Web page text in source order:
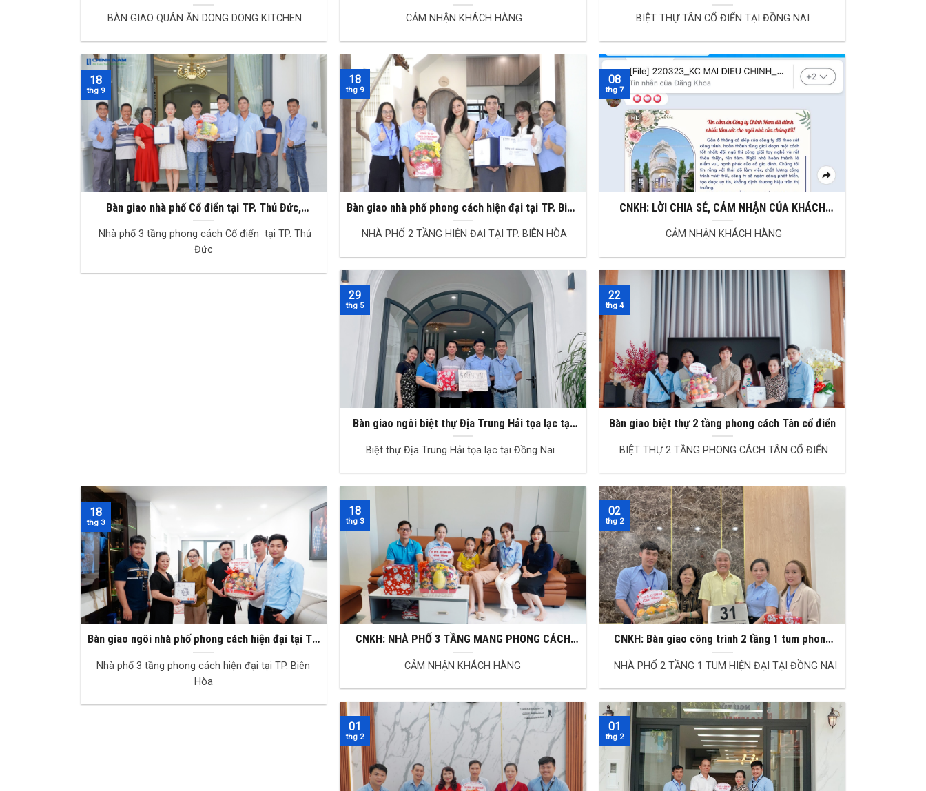
KITCHEN
BÀN GIAO QUÁN ĂN DONG DONG KITCHEN
HÀNG
CẢM NHẬN KHÁCH HÀNG
Nam thiết kế và thi công sau 1 năm bàn giao
BIỆT THỰ TÂN CỔ ĐIỂN TẠI ĐỒNG NAI
Bàn giao nhà phố Cổ điển tại TP. Thủ Đức,
TPHCM
Nhà phố 3 tầng phong cách Cổ điển tại TP. Thủ
Đức
18
thg 9
Bàn giao nhà phố phong cách hiện đại tại TP. Biên
Hòa, Đồng Nai
NHÀ PHỐ 2 TẦNG HIỆN ĐẠI TẠI TP. BIÊN HÒA
18
thg 9
CNKH: LỜI CHIA SẺ, CẢM NHẬN CỦA KHÁCH
HÀNG
CẢM NHẬN KHÁCH HÀNG
08
thg 7
Bàn giao ngôi biệt thự Địa Trung Hải tọa lạc tại
Biên Hòa, Đồng Nai
Biệt thự Địa Trung Hải tọa lạc tại Đồng Nai
29
thg 5
Bàn giao biệt thự 2 tầng phong cách Tân cổ điển
BIỆT THỰ 2 TẦNG PHONG CÁCH TÂN CỔ ĐIỂN
22
thg 4
Bàn giao ngôi nhà phố phong cách hiện đại tại TP.
Biên Hòa
Nhà phố 3 tầng phong cách hiện đại tại TP. Biên
Hòa
18
thg 3
CNKH: NHÀ PHỐ 3 TẦNG MANG PHONG CÁCH
HIỆN ĐẠI
CẢM NHẬN KHÁCH HÀNG
18
thg 3
CNKH: Bàn giao công trình 2 tầng 1 tum phong
cách hiện đại
NHÀ PHỐ 2 TẦNG 1 TUM HIỆN ĐẠI TẠI ĐỒNG NAI
02
thg 2
01
thg 2
01
thg 2